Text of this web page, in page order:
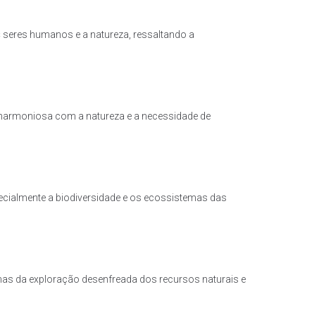
humanos e a natureza, ressaltando a
com a natureza e a necessidade de
a biodiversidade e os ecossistemas das
da exploração desenfreada dos recursos naturais e